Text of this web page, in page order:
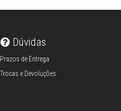
Dúvidas
Prazos de Entrega
Trocas e Devoluções